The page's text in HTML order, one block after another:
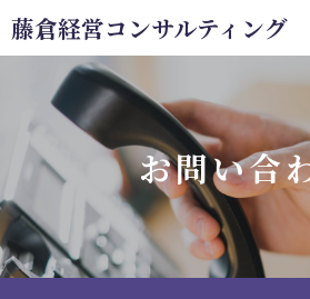
藤倉経営コンサルティング
お問い合